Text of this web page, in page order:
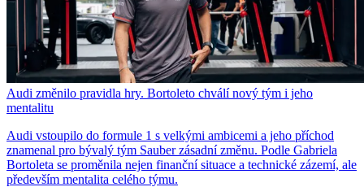
Audi změnilo pravidla hry. Bortoleto chválí nový tým i jeho
mentalitu
Audi vstoupilo do formule 1 s velkými ambicemi a jeho příchod
znamenal pro bývalý tým Sauber zásadní změnu. Podle Gabriela
Bortoleta se proměnila nejen finanční situace a technické zázemí, ale
především mentalita celého týmu.